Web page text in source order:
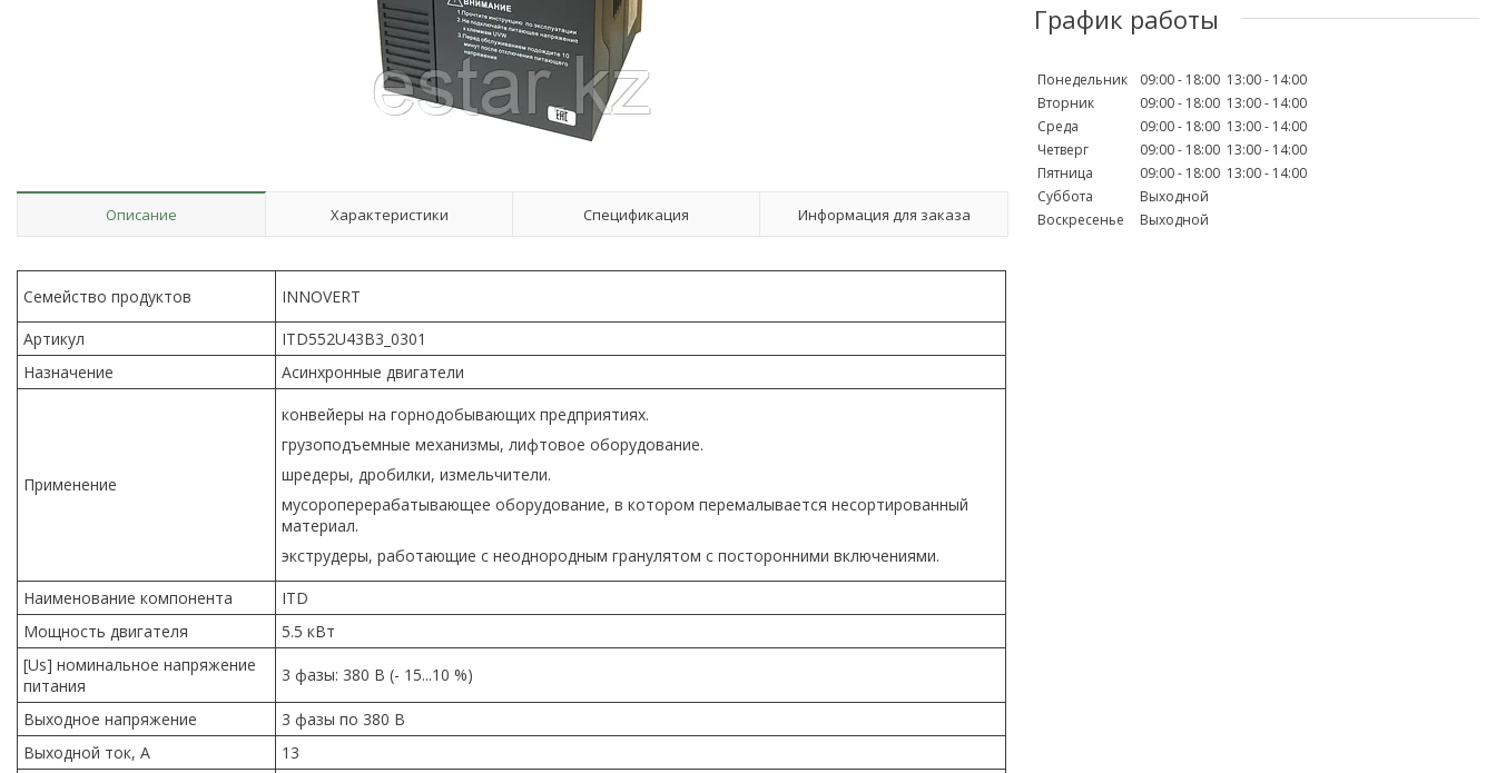
Описание Характеристики Спецификация Информация для заказа
Семейство продуктов
INNOVERT
Артикул
ITD552U43B3_0301
Назначение
Асинхронные двигатели
Применение
конвейеры на горнодобывающих предприятиях.
грузоподъемные механизмы, лифтовое оборудование.
шредеры, дробилки, измельчители.
мусороперерабатывающее оборудование, в котором перемалывается несортированный
материал.
экструдеры, работающие с неоднородным гранулятом с посторонними включениями.
Наименование компонента
ITD
Мощность двигателя
5.5 кВт
[Us] номинальное напряжение
питания
3 фазы: 380 В (- 15...10 %)
Выходное напряжение
3 фазы по 380 В
Выходной ток, А
13
График работы
Понедельник 09:00 18:00 13:00
14:00
Вторник
09:00 18:00 13:00
14:00
Среда
09:00 18:00 13:00
14:00
Четверг
09:00 18:00 13:00
14:00
Пятница
09:00 18:00 13:00
14:00
Суббота
Выходной
Воскресенье
Выходной